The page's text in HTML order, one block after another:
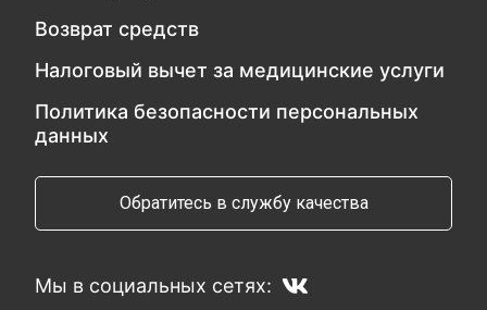
Возврат средств
Налоговый вычет за медицинские услуги
Политика безопасности персональных
данных
Обратитесь в службу качества
Мы в социальных сетях: